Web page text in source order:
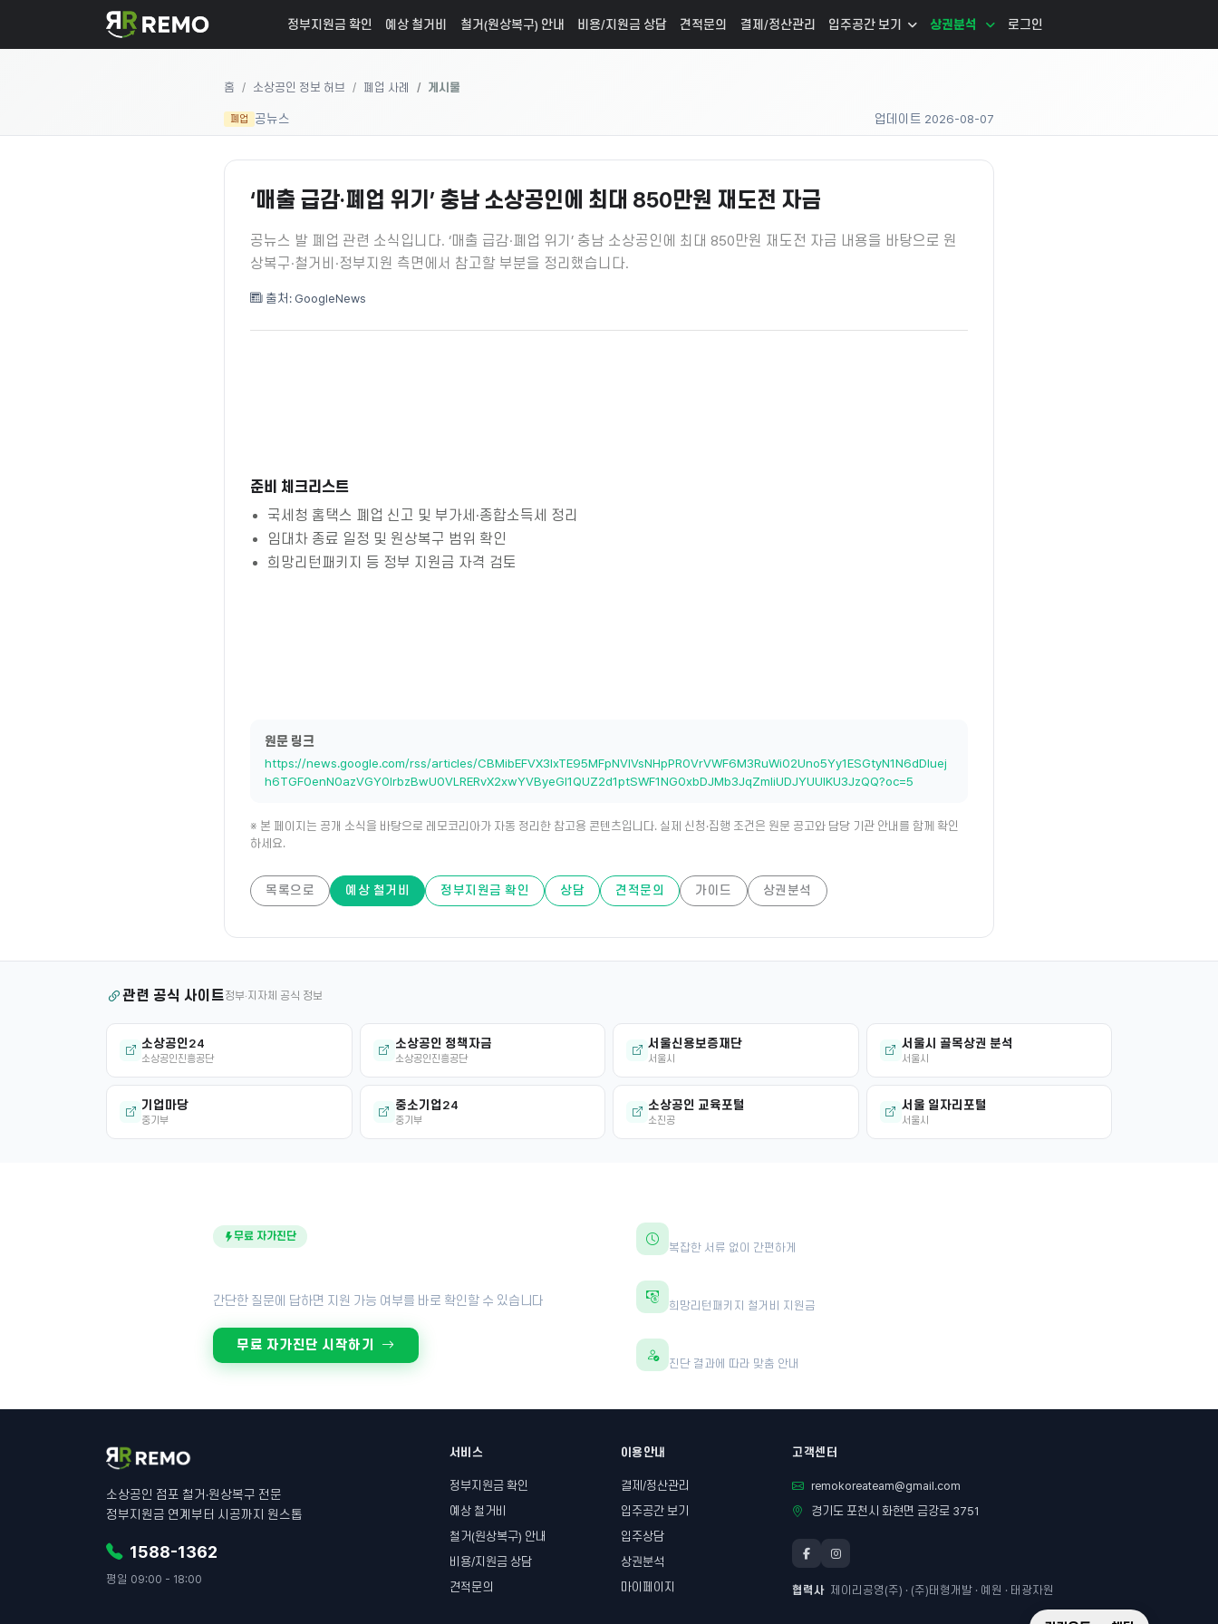
정부지원금 확인 예상 철거비 철거(원상복구) 안내 비용/지원금 상담 견적문의 결제/정산관리 입주공간 보기 상권분석 로그인
홈 소상공인 정보 허브 폐업 사례 게시물
폐업 공뉴스 업데이트 2026-08-07
‘매출 급감·폐업 위기’ 충남 소상공인에 최대 850만원 재도전 자금
공뉴스 발 폐업 관련 소식입니다. ‘매출 급감·폐업 위기’ 충남 소상공인에 최대 850만원 재도전 자금 내용을 바탕으로 원
상복구·철거비·정부지원 측면에서 참고할 부분을 정리했습니다.
출처: GoogleNews
준비 체크리스트
국세청 홈택스 폐업 신고 및 부가세·종합소득세 정리
임대차 종료 일정 및 원상복구 범위 확인
희망리턴패키지 등 정부 지원금 자격 검토
원문 링크
https://news.google.com/rss/articles/CBMibEFVX3lxTE95MFpNVlVsNHpPR0VrVWF6M3RuWi02Uno5Yy1ESGtyN1N6dDluej
h6TGF0enN0azVGY0lrbzBwU0VLRERvX2xwYVByeGI1QUZ2d1ptSWF1NG0xbDJMb3JqZmliUDJYUUlKU3JzQQ?oc=5
※ 본 페이지는 공개 소식을 바탕으로 레모코리아가 자동 정리한 참고용 콘텐츠입니다. 실제 신청·집행 조건은 원문 공고와 담당 기관 안내를 함께 확인
하세요.
목록으로 예상 철거비 정부지원금 확인 상담 견적문의 가이드 상권분석
관련 공식 사이트정부·지자체 공식 정보
소상공인24
소상공인진흥공단
소상공인 정책자금
소상공인진흥공단
서울신용보증재단
서울시
서울시 골목상권 분석
서울시
기업마당
중기부
중소기업24
중기부
소상공인 교육포털
소진공
서울 일자리포털
서울시
무료 자가진단
간단한 질문에 답하면 지원 가능 여부를 바로 확인할 수 있습니다
무료 자가진단 시작하기
30초면 충분합니다
복잡한 서류 없이 간편하게
최대 600만원 지원
희망리턴패키지 철거비 지원금
전문가 1:1 상담
진단 결과에 따라 맞춤 안내
소상공인 점포 철거·원상복구 전문
정부지원금 연계부터 시공까지 원스톱
1588-1362
평일 09:00 - 18:00
서비스
정부지원금 확인
예상 철거비
철거(원상복구) 안내
비용/지원금 상담
견적문의
이용안내
결제/정산관리
입주공간 보기
입주상담
상권분석
마이페이지
고객센터
remokoreateam@gmail.com
경기도 포천시 화현면 금강로 3751
협력사 제이리공영(주) · (주)태형개발 · 예원 · 태광자원